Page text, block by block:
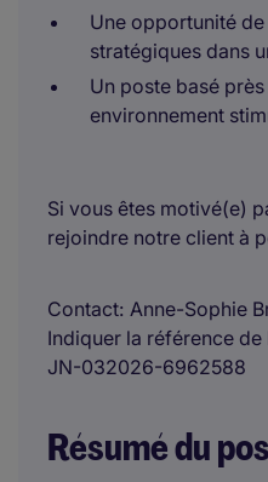
Une opportunité
stratégiques dans
Un poste basé
environnement
Si vous êtes motivé(e)
rejoindre notre client à
Contact Anne-Sophie
Indiquer la référence
JN-032026-6962588
Résumé du